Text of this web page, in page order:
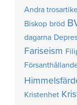
Andra
Biskop bröd
dagarna
Fariseism
Kristenhet